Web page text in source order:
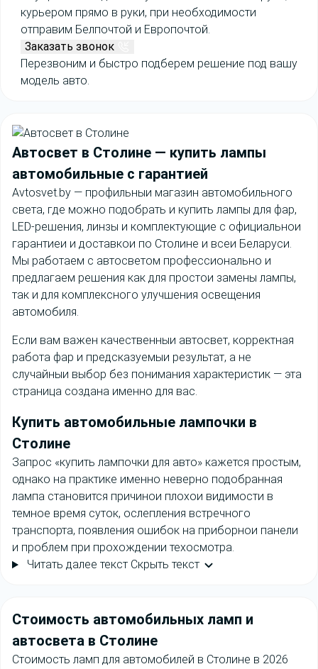
курьером прямо в руки, при необходимости
отправим Белпочтой и Европочтой.
Заказать звонок
Перезвоним и быстро подберем решение под вашу
модель авто.
Автосвет в Столине — купить лампы
автомобильные с гарантией
Avtosvet.by — профильныи магазин автомобильного
света, где можно подобрать и купить лампы для фар,
LED-решения, линзы и комплектующие с официальнои
гарантиеи и доставкои по Столине и всеи Беларуси.
Мы работаем с автосветом профессионально и
предлагаем решения как для простои замены лампы,
так и для комплексного улучшения освещения
автомобиля.
Если вам важен качественныи автосвет, корректная
работа фар и предсказуемыи результат, а не
случайныи выбор без понимания характеристик — эта
страница создана именно для вас.
Купить автомобильные лампочки в
Столине
Запрос «купить лампочки для авто» кажется простым,
однако на практике именно неверно подобранная
лампа становится причинои плохои видимости в
темное время суток, ослепления встречного
транспорта, появления ошибок на приборнои панели
и проблем при прохождении техосмотра.
Читать далее текст Скрыть текст
Cтоимость автомобильных ламп и
автосвета в Столине
Стоимость ламп для автомобилей в Столине в 2026